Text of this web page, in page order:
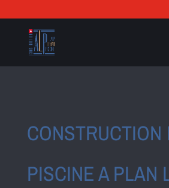
CONSTRUCTION
PISCINE A PLAN